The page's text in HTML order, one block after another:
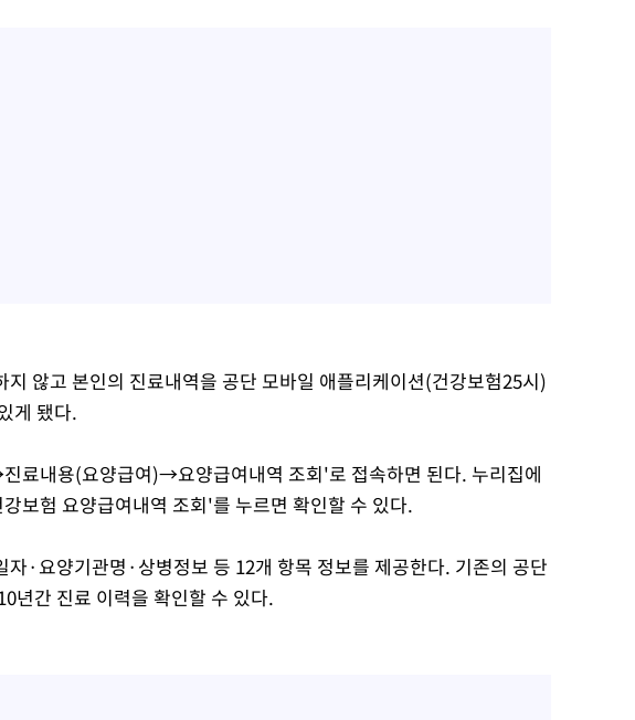
않고 본인의 진료내역을 공단 모바일 애플리케이션(건강보험25시)
게 됐다.
료내용(요양급여)→요양급여내역 조회'로 접속하면 된다. 누리집에
험 요양급여내역 조회'를 누르면 확인할 수 있다.
자·요양기관명·상병정보 등 12개 항목 정보를 제공한다. 기존의 공단
년간 진료 이력을 확인할 수 있다.